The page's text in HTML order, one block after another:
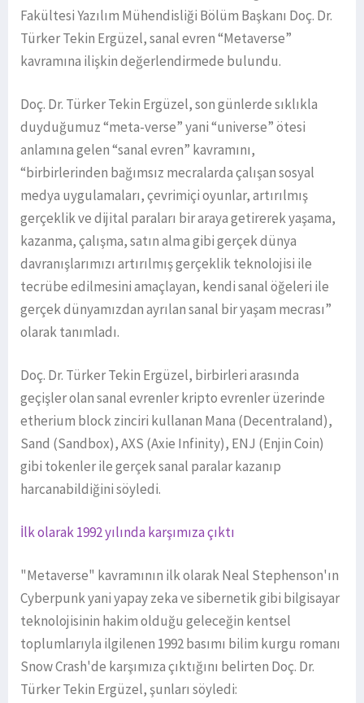
Fakültesi Yazılım Mühendisliği Bölüm Başkanı Doç. Dr.
Türker Tekin Ergüzel, sanal evren “Metaverse”
kavramına ilişkin değerlendirmede bulundu.
Doç. Dr. Türker Tekin Ergüzel, son günlerde sıklıkla
duyduğumuz “meta-verse” yani “universe” ötesi
anlamına gelen “sanal evren” kavramını,
“birbirlerinden bağımsız mecralarda çalışan sosyal
medya uygulamaları, çevrimiçi oyunlar, artırılmış
gerçeklik ve dijital paraları bir araya getirerek yaşama,
kazanma, çalışma, satın alma gibi gerçek dünya
davranışlarımızı artırılmış gerçeklik teknolojisi ile
tecrübe edilmesini amaçlayan, kendi sanal öğeleri ile
gerçek dünyamızdan ayrılan sanal bir yaşam mecrası”
olarak tanımladı.
Doç. Dr. Türker Tekin Ergüzel, birbirleri arasında
geçişler olan sanal evrenler kripto evrenler üzerinde
etherium block zinciri kullanan Mana (Decentraland),
Sand (Sandbox), AXS (Axie Infinity), ENJ (Enjin Coin)
gibi tokenler ile gerçek sanal paralar kazanıp
harcanabildiğini söyledi.
İlk olarak 1992 yılında karşımıza çıktı
"Metaverse" kavramının ilk olarak Neal Stephenson'ın
Cyberpunk yani yapay zeka ve sibernetik gibi bilgisayar
teknolojisinin hakim olduğu geleceğin kentsel
toplumlarıyla ilgilenen 1992 basımı bilim kurgu romanı
Snow Crash'de karşımıza çıktığını belirten Doç. Dr.
Türker Tekin Ergüzel, şunları söyledi: